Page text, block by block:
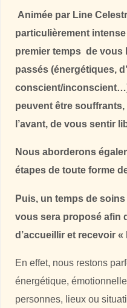
Animée par Line
particulièrement
premier temps de vous
passés (énergétiques,
conscient/
peuvent être
l’avant, de vous sentir
Nous aborderons
étapes de toute forme
Puis, un temps de
vous sera proposé afin
d’accueillir et recevoir
En effet, nous restons
énergétique,
personnes, lieux ou